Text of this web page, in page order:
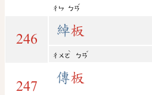
ㄔㄣ ㄅㄢ
ˇ
246
綽板
ㄔㄨㄛ
ˋ
ㄅㄢ
ˇ
247
傳板